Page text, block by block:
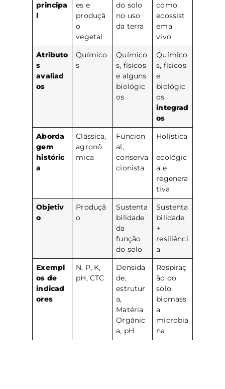
principa
l
es e
produçã
o
vegetal
do solo
no uso
da terra
como
ecossist
ema
vivo
Atributo
s
avaliad
os
Químico
s
Químico
s, físicos
e alguns
biológic
os
Químico
s, físicos
e
biológic
os
integrad
os
Aborda
gem
históric
a
Clássica,
agronô
mica
Funcion
al,
conserva
cionista
Holística
,
ecológic
a e
regenera
tiva
Objetiv
o
Produçã
o
Sustenta
bilidade
da
função
do solo
Sustenta
bilidade
+
resiliênci
a
Exempl
os de
indicad
ores
N, P, K,
pH, CTC
Densida
de,
estrutur
a,
Matéria
Orgânic
a, pH
Respiraç
ão do
solo,
biomass
a
microbia
na